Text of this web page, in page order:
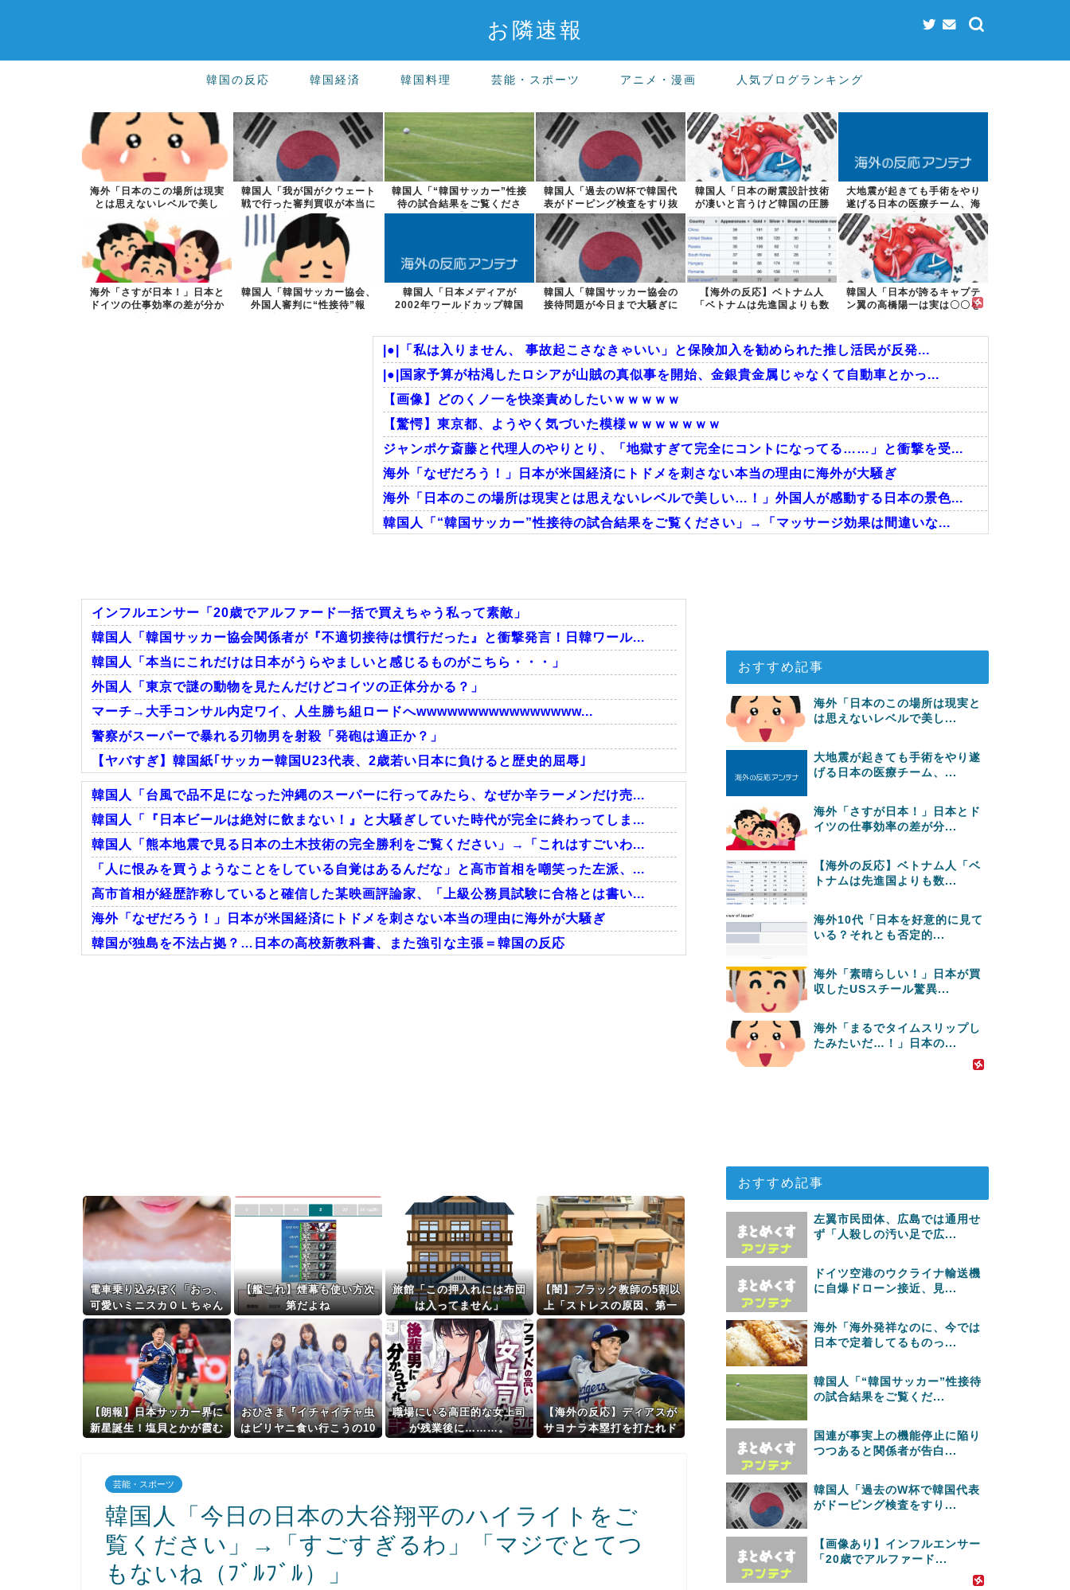
お隣速報
韓国の反応 韓国経済 韓国料理 芸能・スポーツ アニメ・漫画 人気ブログランキング
海外「日本のこの場所は現実
とは思えないレベルで美し
い…！」外国人...
韓国人「我が国がクウェート
戦で行った審判買収が本当に
深刻である理...
韓国人「“韓国サッカー”性接
待の試合結果をご覧くださ
い」→「マッ...
韓国人「過去のW杯で韓国代
表がドーピング検査をすり抜
けるように注...
韓国人「日本の耐震設計技術
が凄いと言うけど韓国の圧勝
だよね？」
大地震が起きても手術をやり
遂げる日本の医療チーム、海
外でも凄すぎ...
海外「さすが日本！」日本と
ドイツの仕事効率の差が分か
韓国人「韓国サッカー協会、
外国人審判に“性接待”報
韓国人「日本メディアが
2002年ワールドカップ韓国
韓国人「韓国サッカー協会の
接待問題が今日まで大騒ぎに
【海外の反応】ベトナム人
「ベトナムは先進国よりも数
韓国人「日本が誇るキャプテ
ン翼の高橋陽一は実は〇〇を
|●|「私は入りません、 事故起こさなきゃいい」と保険加入を勧められた推し活民が反発...
|●|国家予算が枯渇したロシアが山賊の真似事を開始、金銀貴金属じゃなくて自動車とかっ...
【画像】どのくノ一を快楽責めしたいｗｗｗｗｗ
【驚愕】東京都、ようやく気づいた模様ｗｗｗｗｗｗｗ
ジャンポケ斎藤と代理人のやりとり、「地獄すぎて完全にコントになってる……」と衝撃を受...
海外「なぜだろう！」日本が米国経済にトドメを刺さない本当の理由に海外が大騒ぎ
海外「日本のこの場所は現実とは思えないレベルで美しい…！」外国人が感動する日本の景色...
韓国人「“韓国サッカー”性接待の試合結果をご覧ください」→「マッサージ効果は間違いな...
海外「さすが日本！」日本とドイツの仕事効率の差が分かる数字に海外が大騒ぎ
Powered by livedoor 相互RSS
インフルエンサー「20歳でアルファード一括で買えちゃう私って素敵」
韓国人「韓国サッカー協会関係者が『不適切接待は慣行だった』と衝撃発言！日韓ワール...
韓国人「本当にこれだけは日本がうらやましいと感じるものがこちら・・・」
外国人「東京で謎の動物を見たんだけどコイツの正体分かる？」
マーチ→大手コンサル内定ワイ、人生勝ち組ロードへwwwwwwwwwwwwwwww...
警察がスーパーで暴れる刃物男を射殺「発砲は適正か？」
【ヤバすぎ】韓国紙｢サッカー韓国U23代表、2歳若い日本に負けると歴史的屈辱｣
Powered by livedoor 相互RSS
韓国人「台風で品不足になった沖縄のスーパーに行ってみたら、なぜか辛ラーメンだけ売...
韓国人「『日本ビールは絶対に飲まない！』と大騒ぎしていた時代が完全に終わってしま...
韓国人「熊本地震で見る日本の土木技術の完全勝利をご覧ください」→「これはすごいわ...
「人に恨みを買うようなことをしている自覚はあるんだな」と高市首相を嘲笑った左派、...
高市首相が経歴詐称していると確信した某映画評論家、「上級公務員試験に合格とは書い...
海外「なぜだろう！」日本が米国経済にトドメを刺さない本当の理由に海外が大騒ぎ
韓国が独島を不法占拠？…日本の高校新教科書、また強引な主張＝韓国の反応
電車乗り込みぼく「おっ、
可愛いミニスカＯＬちゃん
の隣あいてんじゃん！座っ
たろ！」⇒！！
【艦これ】煙幕も使い方次
第だよね
旅館「この押入れには布団
は入ってません」
【闇】ブラック教師の5割以
上「ストレスの原因、第一
位がこれ」
【朗報】日本サッカー界に
新星誕生！塩貝とかが霞む
おひさま『イチャイチャ虫
はビリヤニ食い行こうの10
職場にいる高圧的な女上司
が残業後に………。
【海外の反応】ディアスが
サヨナラ本塁打を打たれド
芸能・スポーツ
韓国人「今日の日本の大谷翔平のハイライトをご
覧ください」→「すごすぎるわ」「マジでとてつ
もないね（ﾌﾞﾙﾌﾞﾙ）」
おすすめ記事
海外「日本のこの場所は現実と
は思えないレベルで美し...
大地震が起きても手術をやり遂
げる日本の医療チーム、...
海外「さすが日本！」日本とド
イツの仕事効率の差が分...
【海外の反応】ベトナム人「ベ
トナムは先進国よりも数...
海外10代「日本を好意的に見て
いる？それとも否定的...
海外「素晴らしい！」日本が買
収したUSスチール驚異...
海外「まるでタイムスリップし
たみたいだ…！」日本の...
おすすめ記事
左翼市民団体、広島では通用せ
ず「人殺しの汚い足で広...
ドイツ空港のウクライナ輸送機
に自爆ドローン接近、見...
海外「海外発祥なのに、今では
日本で定着してるものっ...
韓国人「“韓国サッカー”性接待
の試合結果をご覧くだ...
国連が事実上の機能停止に陥り
つつあると関係者が告白...
韓国人「過去のW杯で韓国代表
がドーピング検査をすり...
【画像あり】インフルエンサー
「20歳でアルファード...